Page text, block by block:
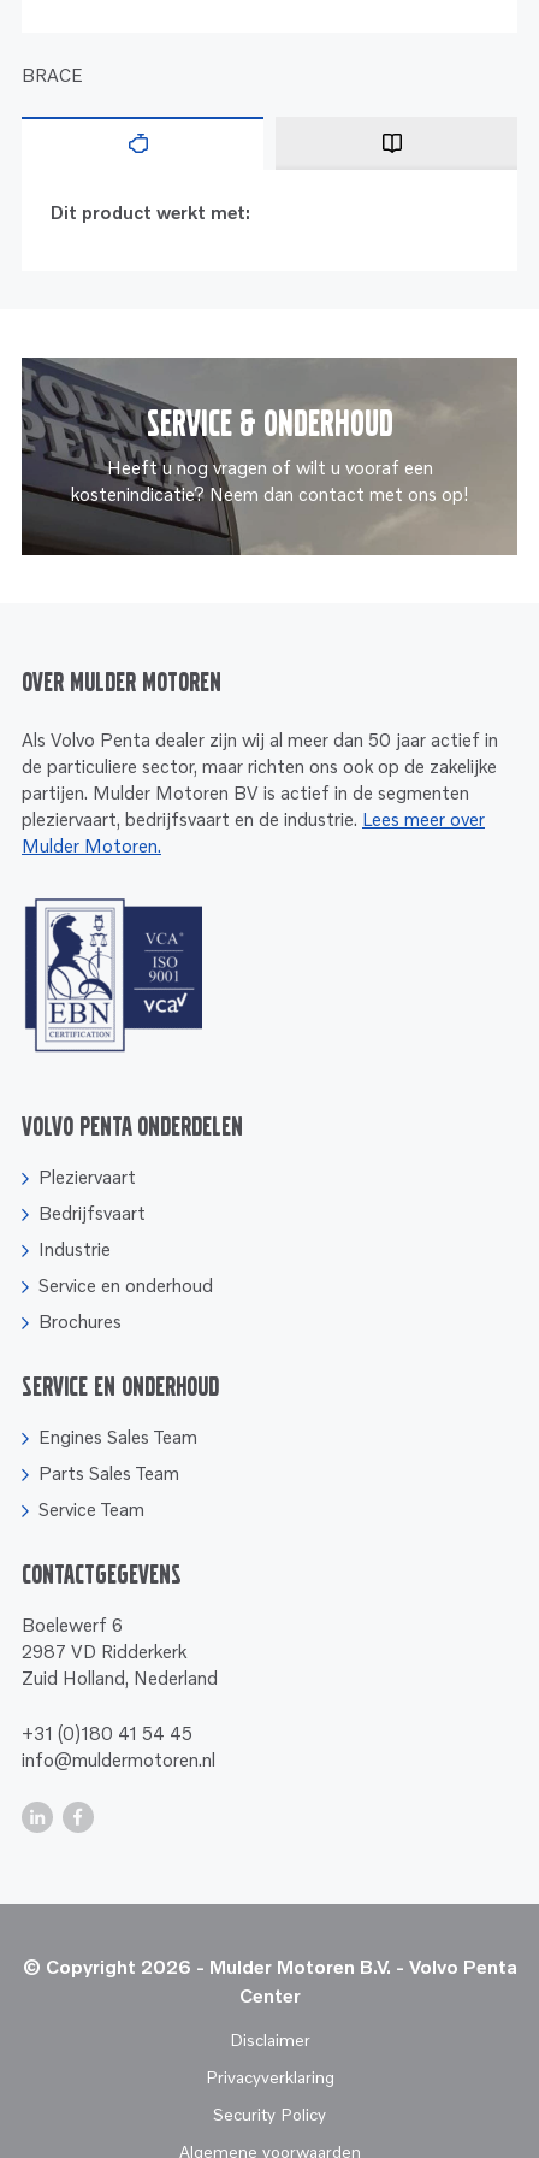
BRACE
Dit product werkt met:
Service & onderhoud
Heeft u nog vragen of wilt u vooraf een
kostenindicatie? Neem dan contact met ons op!
Over Mulder Motoren
Als Volvo Penta dealer zijn wij al meer dan 50 jaar actief in
de particuliere sector, maar richten ons ook op de zakelijke
partijen. Mulder Motoren BV is actief in de segmenten
pleziervaart, bedrijfsvaart en de industrie. Lees meer over
Mulder Motoren.
Volvo Penta onderdelen
Pleziervaart
Bedrijfsvaart
Industrie
Service en onderhoud
Brochures
Service en onderhoud
Engines Sales Team
Parts Sales Team
Service Team
Contactgegevens
Boelewerf 6
2987 VD Ridderkerk
Zuid Holland, Nederland
+31 (0)180 41 54 45
info@muldermotoren.nl
© Copyright 2026 - Mulder Motoren B.V. - Volvo Penta
Center
Disclaimer
Privacyverklaring
Security Policy
Algemene voorwaarden